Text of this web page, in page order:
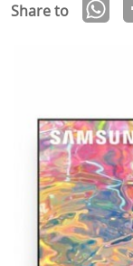
Share to